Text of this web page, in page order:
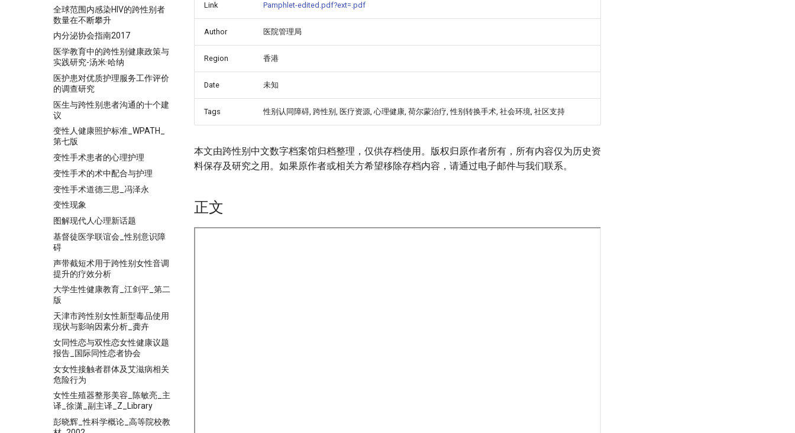
全球范围内感染HIV的跨性别者
数量在不断攀升
内分泌协会指南2017
医学教育中的跨性别健康政策与
实践研究-汤米·哈纳
医护患对优质护理服务工作评价
的调查研究
医生与跨性别患者沟通的十个建
议
变性人健康照护标准_WPATH_
第七版
变性手术患者的心理护理
变性手术的术中配合与护理
变性手术道德三思_冯泽永
变性现象
图解现代人心理新话题
基督徒医学联谊会_性别意识障
碍
声带截短术用于跨性别女性音调
提升的疗效分析
大学生性健康教育_江剑平_第二
版
天津市跨性别女性新型毒品使用
现状与影响因素分析_龚卉
女同性恋与双性恋女性健康议题
报告_国际同性恋者协会
女女性接触者群体及艾滋病相关
危险行为
女性生殖器整形美容_陈敏亮_主
译_徐潇_副主译_Z_Library
彭晓辉_性科学概论_高等院校教
Link
Pamphlet-edited.pdf?ext=.pdf
Author 医院管理局
Region 香港
Date 未知
Tags 性别认同障碍, 跨性别, 医疗资源, 心理健康, 荷尔蒙治疗, 性别转换手术, 社会环境, 社区支持
本文由跨性别中文数字档案馆归档整理，仅供存档使用。版权归原作者所有，所有内容仅为历史资
料保存及研究之用。如果原作者或相关方希望移除存档内容，请通过电子邮件与我们联系。
正文